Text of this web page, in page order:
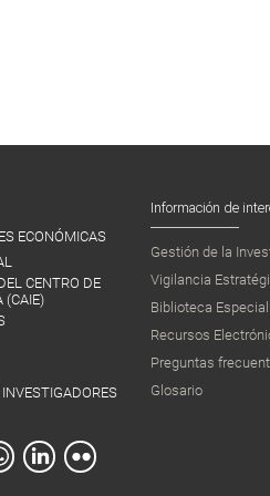
ECONÓMICAS
CENTRO DE
(CAIE)
Información de
Gestión de la
Vigilancia
Biblioteca
Recursos
Preguntas
Glosario